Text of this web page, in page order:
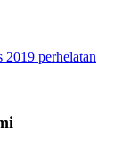
2019 perhelatan